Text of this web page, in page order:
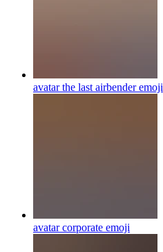
avatar the last airbenderemoji
avatar corporate emoji